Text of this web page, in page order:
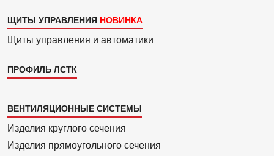
ЩИТЫ УПРАВЛЕНИЯ
Щиты управления и автоматики
ПРОФИЛЬ ЛСТК
Каталог
4
ВЕНТИЛЯЦИОННЫЕ СИСТЕМЫ
Изделия круглого сечения
Изделия прямоуголь­ного сечения